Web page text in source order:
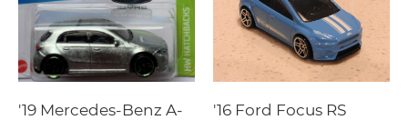
'19 Mercedes-Benz A-
'16 Ford Focus RS